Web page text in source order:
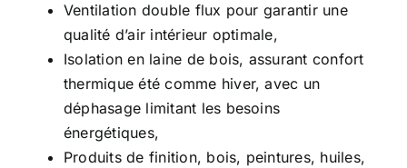
Ventilation double flux pour garantir une
qualité d’air intérieur optimale,
Isolation en laine de bois, assurant confort
thermique été comme hiver, avec un
déphasage limitant les besoins
énergétiques,
Produits de finition, bois, peintures, huiles,